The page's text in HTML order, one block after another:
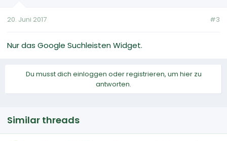
20. Juni 2017 #3
Nur das Google Suchleisten Widget.
Du musst dich einloggen oder registrieren, um hier zu
antworten.
Similar threads